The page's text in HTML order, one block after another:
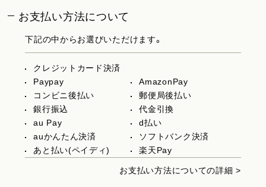
お支払い方法について
下記の中からお選びいただけます。
クレジットカード決済
Paypay
AmazonPay
コンビニ後払い
郵便局後払い
銀行振込
代金引換
au Pay
d払い
auかんたん決済
ソフトバンク決済
あと払い(ペイディ)
楽天Pay
お支払い方法についての詳細 >